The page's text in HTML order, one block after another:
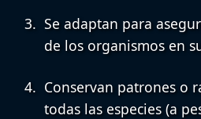
Se adaptan para
de los organismos en
Conservan patrones o
todas las especies (a